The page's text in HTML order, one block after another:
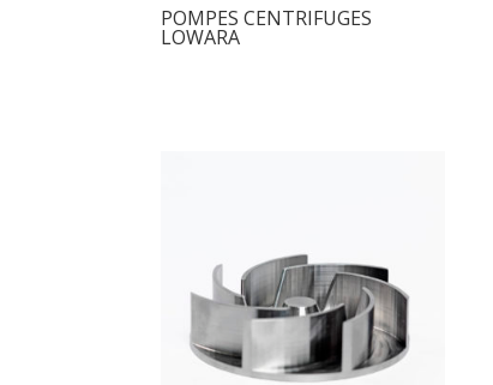
POMPES CENTRIFUGES
LOWARA